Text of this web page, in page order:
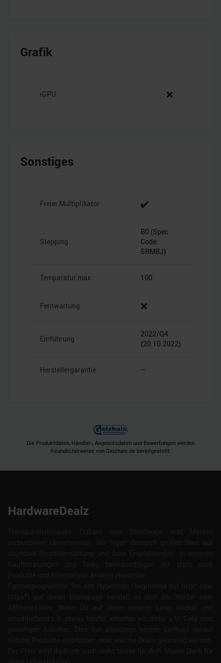
Grafik
iGPU ❌
Sonstiges
Freier Multiplikator ✔️
Stepping
B0 (Spec
Code:
SRMBJ)
Temparatur max. 100
Fernwartung ❌
Einführung
2022/Q4
(20.10.2022)
Herstellergarantie –
Die Produktdaten, Händler-, Angebotsdaten und Bewertungen werden
freundlicherweise von Geizhals.de bereitgestellt.
HardwareDealz